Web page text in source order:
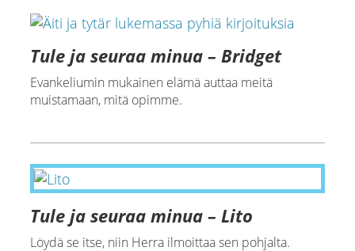
Tule ja seuraa minua – Bridget
Evankeliumin mukainen elämä auttaa meitä
muistamaan, mitä opimme.
Tule ja seuraa minua – Lito
Löydä se itse, niin Herra ilmoittaa sen pohjalta.